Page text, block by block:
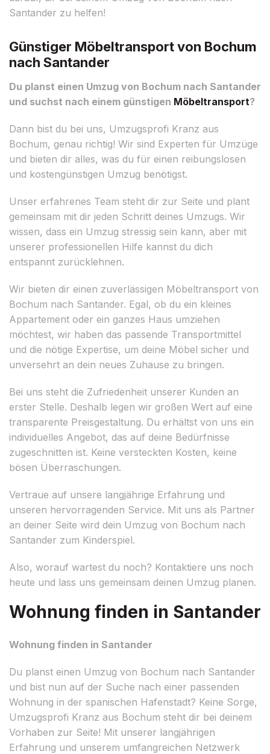
Santander zu helfen!
Günstiger Möbeltransport von Bochum
nach Santander
Du planst einen Umzug von Bochum nach Santander
und suchst nach einem günstigen Möbeltransport?
Dann bist du bei uns, Umzugsprofi Kranz aus
Bochum, genau richtig! Wir sind Experten für Umzüge
und bieten dir alles, was du für einen reibungslosen
und kostengünstigen Umzug benötigst.
Unser erfahrenes Team steht dir zur Seite und plant
gemeinsam mit dir jeden Schritt deines Umzugs. Wir
wissen, dass ein Umzug stressig sein kann, aber mit
unserer professionellen Hilfe kannst du dich
entspannt zurücklehnen.
Wir bieten dir einen zuverlässigen Möbeltransport von
Bochum nach Santander. Egal, ob du ein kleines
Appartement oder ein ganzes Haus umziehen
möchtest, wir haben das passende Transportmittel
und die nötige Expertise, um deine Möbel sicher und
unversehrt an dein neues Zuhause zu bringen.
Bei uns steht die Zufriedenheit unserer Kunden an
erster Stelle. Deshalb legen wir großen Wert auf eine
transparente Preisgestaltung. Du erhältst von uns ein
individuelles Angebot, das auf deine Bedürfnisse
zugeschnitten ist. Keine versteckten Kosten, keine
bösen Überraschungen.
Vertraue auf unsere langjährige Erfahrung und
unseren hervorragenden Service. Mit uns als Partner
an deiner Seite wird dein Umzug von Bochum nach
Santander zum Kinderspiel.
Also, worauf wartest du noch? Kontaktiere uns noch
heute und lass uns gemeinsam deinen Umzug planen.
Wohnung finden in Santander
Wohnung finden in Santander
Du planst einen Umzug von Bochum nach Santander
und bist nun auf der Suche nach einer passenden
Wohnung in der spanischen Hafenstadt? Keine Sorge,
Umzugsprofi Kranz aus Bochum steht dir bei deinem
Vorhaben zur Seite! Mit unserer langjährigen
Erfahrung und unserem umfangreichen Netzwerk